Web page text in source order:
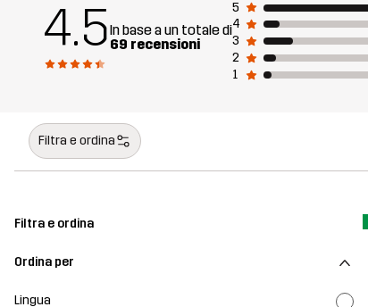
4.5In base a un totale di
69 recensioni
5
4
3
2
1
Filtra e ordina
Filtra e ordina
Ordina per
Lingua